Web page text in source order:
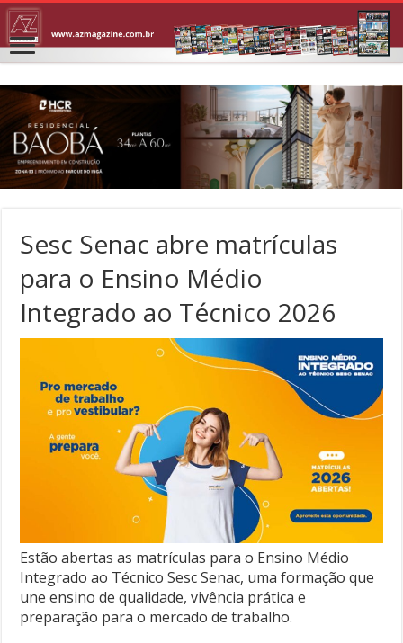
Sesc Senac abre matrículas
para o Ensino Médio
Integrado ao Técnico 2026
Estão abertas as matrículas para o Ensino Médio
Integrado ao Técnico Sesc Senac, uma formação que
une ensino de qualidade, vivência prática e
preparação para o mercado de trabalho.